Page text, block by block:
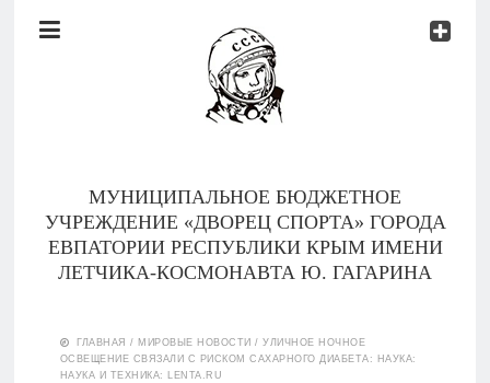
Документы
МУНИЦИПАЛЬНОЕ БЮДЖЕТНОЕ
УЧРЕЖДЕНИЕ «ДВОРЕЦ СПОРТА» ГОРОДА
ЕВПАТОРИИ РЕСПУБЛИКИ КРЫМ ИМЕНИ
ЛЕТЧИКА-КОСМОНАВТА Ю. ГАГАРИНА
Тренеры
ГЛАВНАЯ / МИРОВЫЕ НОВОСТИ /УЛИЧНОЕ НОЧНОЕ
ОСВЕЩЕНИЕ СВЯЗАЛИ С РИСКОМ САХАРНОГО ДИАБЕТА: НАУКА:
НАУКА И ТЕХНИКА: LENTA.RU